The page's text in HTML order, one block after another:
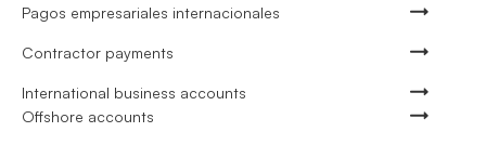
Pagos empresariales internacionales
Contractor payments
International business accounts
Offshore accounts